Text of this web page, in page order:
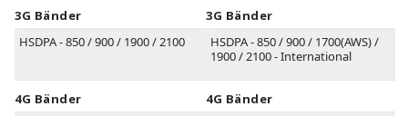
3G Bänder
HSDPA - 850 / 900 / 1900 / 2100
4G Bänder
3G Bänder
HSDPA - 850 / 900 / 1700(AWS) /
1900 / 2100 - International
4G Bänder